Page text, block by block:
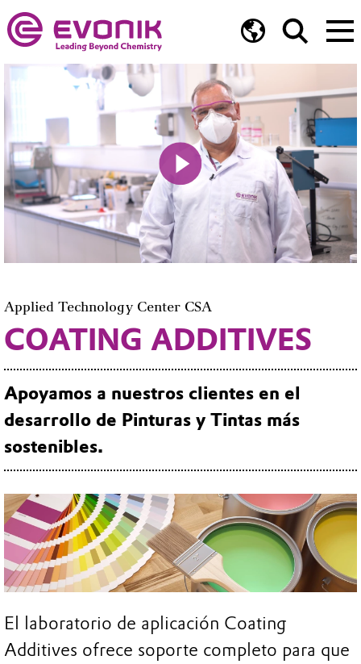
Mute
Play
Applied Technology Center CSA
COATING ADDITIVES
Apoyamos a nuestros clientes en el
desarrollo de Pinturas y Tintas más
sostenibles.
El laboratorio de aplicación Coating
Additives ofrece soporte completo para que